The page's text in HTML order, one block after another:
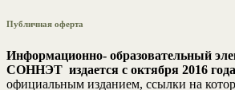
Публичная оферта
Информационно- образовательный
СОННЭТ издается с октября 2016
официальным изданием, ссылки на